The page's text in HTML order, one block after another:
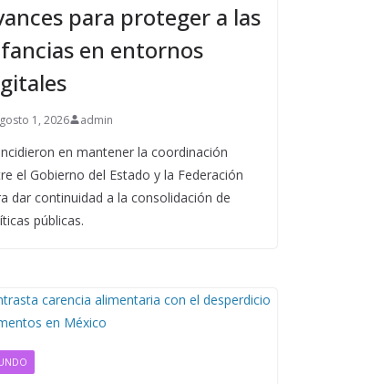
para proteger a las
en entornos
1, 2026 admin
en mantener la coordinación
el Gobierno del Estado y la Federación
dar continuidad a la consolidación de
públicas.